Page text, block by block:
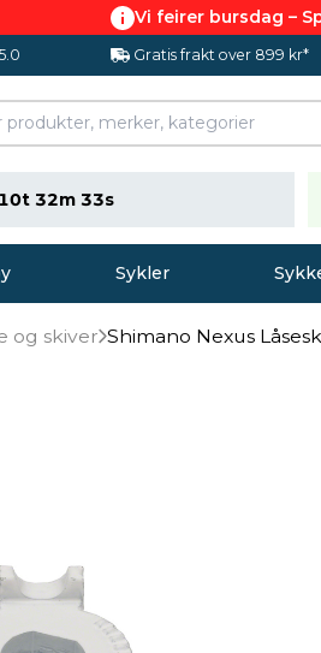
Vi feirer bursdag –
Gratis frakt over 899 kr*
10t 32m 32s
Sykler
og skiver Shimano Nexus